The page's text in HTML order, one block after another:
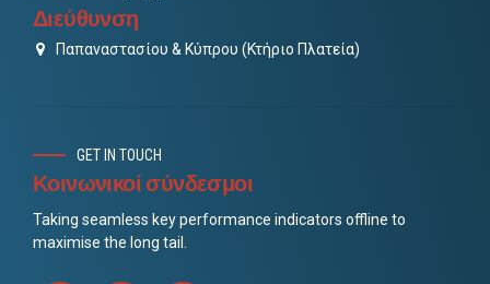
Διεύθυνση
Παπαναστασίου & Κύπρου (Κτήριο Πλατεία)
GET IN TOUCH
Κοινωνικοί σύνδεσμοι
Taking seamless key performance indicators offline to
maximise the long tail.